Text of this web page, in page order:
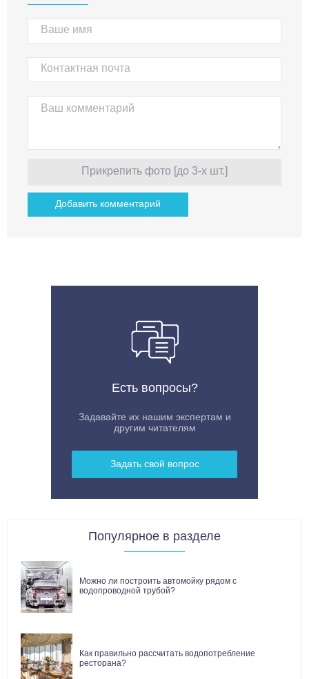
Прикрепить фото [до 3-х шт.]
Есть вопросы?
Задавайте их нашим экспертам и
другим читателям
Задать свой вопрос
Популярное в разделе
Можно ли построить автомойку рядом с
водопроводной трубой?
Как правильно рассчитать водопотребление
ресторана?